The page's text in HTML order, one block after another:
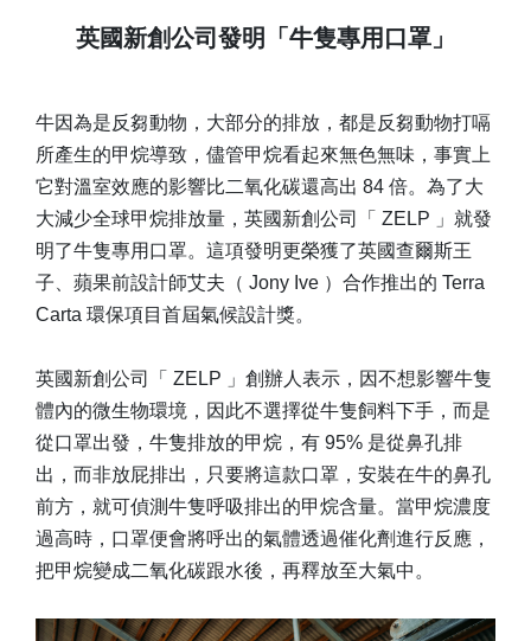
英國新創公司發明「牛隻專用口罩」
牛因為是反芻動物，大部分的排放，都是反芻動物打嗝
所產生的甲烷導致，儘管甲烷看起來無色無味，事實上
它對溫室效應的影響比二氧化碳還高出 84 倍。為了大
大減少全球甲烷排放量，英國新創公司「 ZELP 」就發
明了牛隻專用口罩。這項發明更榮獲了英國查爾斯王
子、蘋果前設計師艾夫（ Jony Ive ）合作推出的 Terra
Carta 環保項目首屆氣候設計獎。
英國新創公司「 ZELP 」創辦人表示，因不想影響牛隻
體內的微生物環境，因此不選擇從牛隻飼料下手，而是
從口罩出發，牛隻排放的甲烷，有 95% 是從鼻孔排
出，而非放屁排出，只要將這款口罩，安裝在牛的鼻孔
前方，就可偵測牛隻呼吸排出的甲烷含量。當甲烷濃度
過高時，口罩便會將呼出的氣體透過催化劑進行反應，
把甲烷變成二氧化碳跟水後，再釋放至大氣中。